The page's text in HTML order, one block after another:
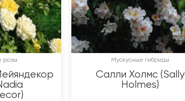
розы Мускусные гибриды
Салли Холмс (Sally
Holmes)